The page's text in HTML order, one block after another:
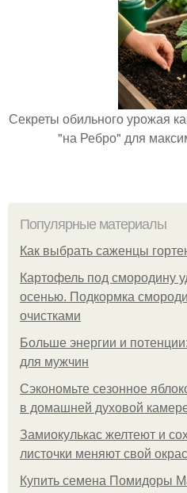
Секреты обильного урожая
"на Ребро" для
Популярные материалы
Как выбрать саженцы
Картофель под смородину
осенью. Подкормка
очистками
Больше энергии и
для мужчин
Сэкономьте сезонное
в домашней духовой
Замиокулькас желтеют и
листочки меняют свой окрас
Купить семена Помидоры